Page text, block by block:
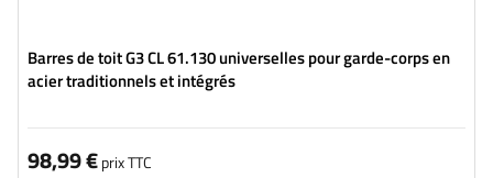
Barres de toit G3 CL 61.130 universelles pour garde-corps en
acier traditionnels et intégrés
98,99 €prix TTC